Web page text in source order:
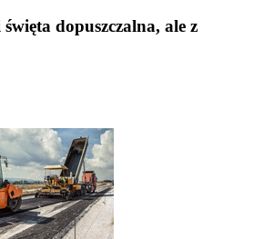
dopuszczalna, ale z